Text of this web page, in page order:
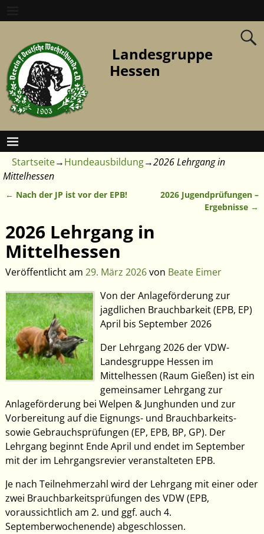
Landesgruppe
Hessen
Startseite→Hundeausbildung→2026 Lehrgang in
Mittelhessen
← Nach der JP ist vor der EPB!
2026 Jugendprüfungen –
Ergebnisse →
2026 Lehrgang in
Mittelhessen
Veröffentlicht am 29. März 2026von Beate Eimer
Von der Anlageförderung zur
jagdlichen Brauchbarkeit (EPB, EP)
April bis September 2026
Der Lehrgang 2026 der VDW-
Landesgruppe Hessen im
Mittelhessen (Raum Gießen) ist ein
gemeinsamer Lehrgang zur
Anlageförderung bei Welpen & Junghunden und zur
Vorbereitung auf die Eignungs- und Brauchbarkeits-
sowie Gebrauchsprüfungen (EP, EPB, BP, GP). Der
Lehrgang beginnt Ende April und endet im September
mit der im Lehrgangsrevier veranstalteten EPB.
Je nach Teilnehmerzahl wird der Lehrgang mit einer oder
zwei Brauchbarkeitsprüfungen des VDW (EPB,
voraussichtlich am 2. und ggf. auch 4.
Septemberwochenende) abgeschlossen.